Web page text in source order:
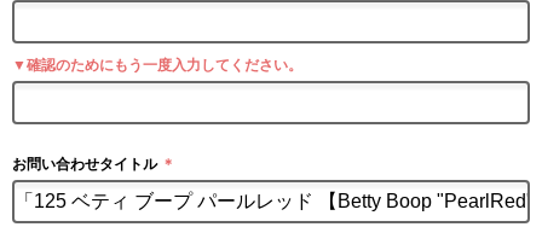
▼確認のためにもう一度入力してください。
お問い合わせタイトル ＊